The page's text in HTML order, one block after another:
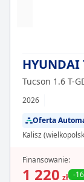
HYUNDAI
Tucson 1.6 T-
2026
Oferta
Kalisz
Finansowanie:
1 220 zł -